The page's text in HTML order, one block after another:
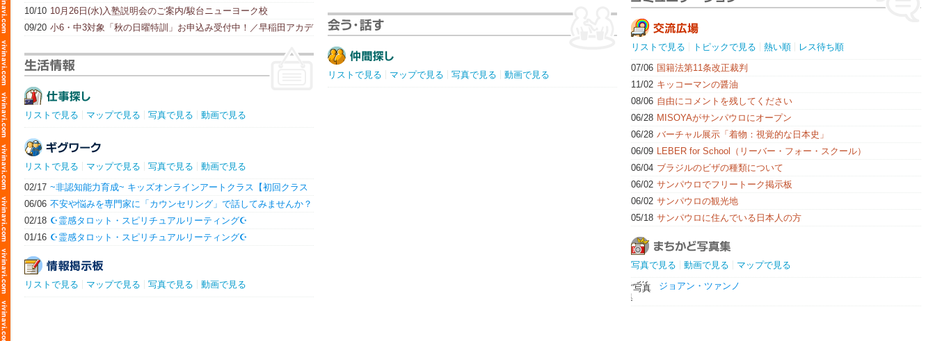
10/10 10月26日(水)入塾説明会のご案内/駿台ニューヨーク校
09/20 小6・中3対象「秋の日曜特訓」お申込み受付中！／早稲田アカデ
リストで見る マップで見る 写真で見る 動画で見る
リストで見る マップで見る 写真で見る
動画で見る
02/17 ~非認知能力育成~ キッズオンラインアートクラス【初回クラス
は無料体験】
06/06 不安や悩みを専門家に「カウンセリング」で話してみませんか？
02/18 ☪️霊感タロット・スピリチュアルリーティング☪️
01/16 ☪️霊感タロット・スピリチュアルリーティング☪️
リストで見る マップで見る 写真で見る 動画で見る
リストで見る マップで見る 写真で見る 動画で見る
リストで見る トピックで見る 熱い順
レス待ち順
07/06 国籍法第11条改正裁判
11/02 キッコーマンの醤油
08/06 自由にコメントを残してください
06/28 MISOYAがサンパウロにオープン
06/28 バーチャル展示「着物：視覚的な日本史」
06/09 LEBER for School（リーバー・フォー・スクール）
06/04 ブラジルのビザの種類について
06/02 サンパウロでフリートーク掲示板
06/02 サンパウロの観光地
05/18 サンパウロに住んでいる日本人の方
写真で見る 動画で見る
マップで見る
ジョアン・ツァンノ